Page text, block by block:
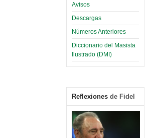
Avisos
Descargas
Números Anteriores
Diccionario del Masista
Ilustrado (DMI)
Reflexiones de Fidel